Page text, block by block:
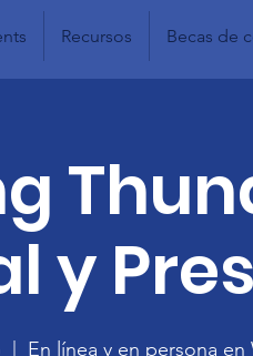
Recursos Becas de
y
En línea y en persona